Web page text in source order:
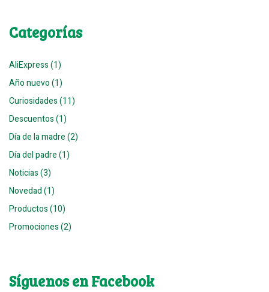
Categorías
AliExpress (1)
Año nuevo (1)
Curiosidades (11)
Descuentos (1)
Día de la madre (2)
Día del padre (1)
Noticias (3)
Novedad (1)
Productos (10)
Promociones (2)
Síguenos en Facebook